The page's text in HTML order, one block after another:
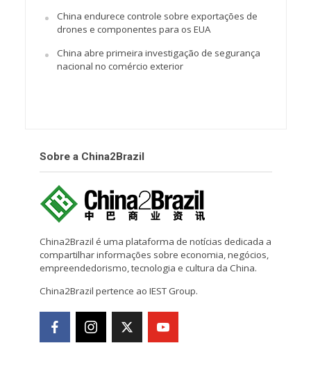
China endurece controle sobre exportações de
drones e componentes para os EUA
China abre primeira investigação de segurança
nacional no comércio exterior
Sobre a China2Brazil
China2Brazil é uma plataforma de notícias dedicada a
compartilhar informações sobre economia, negócios,
empreendedorismo, tecnologia e cultura da China.
China2Brazil pertence ao IEST Group.